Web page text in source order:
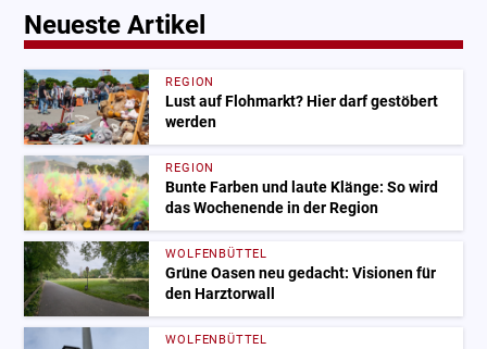
Neueste Artikel
REGION
Lust auf Flohmarkt? Hier darf gestöbert
werden
REGION
Bunte Farben und laute Klänge: So wird
das Wochenende in der Region
WOLFENBÜTTEL
Grüne Oasen neu gedacht: Visionen für
den Harztorwall
WOLFENBÜTTEL